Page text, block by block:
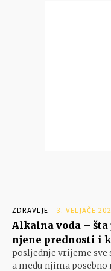
ZDRAVLJE 3. VELJAČE
Alkalna voda – šta
njene prednosti i
posljednje vrijeme sve
a među njima